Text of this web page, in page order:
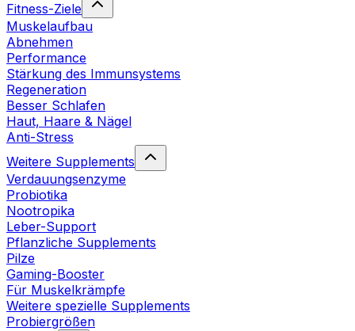
Fitness-Ziele
Muskelaufbau
Abnehmen
Performance
Stärkung des Immunsystems
Regeneration
Besser Schlafen
Haut, Haare & Nägel
Anti-Stress
Weitere Supplements
Verdauungsenzyme
Probiotika
Nootropika
Leber-Support
Pflanzliche Supplements
Pilze
Gaming-Booster
Für Muskelkrämpfe
Weitere spezielle Supplements
Probiergrößen